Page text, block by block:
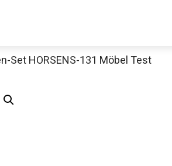
Set HORSENS-131 Möbel Test